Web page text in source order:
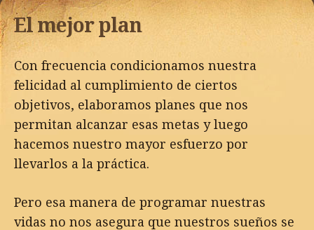
to
content
El mejor plan
Con frecuencia condicionamos nuestra
felicidad al cumplimiento de ciertos
objetivos, elaboramos planes que nos
permitan alcanzar esas metas y luego
hacemos nuestro mayor esfuerzo por
llevarlos a la práctica.
Pero esa manera de programar nuestras
vidas no nos asegura que nuestros sueños se